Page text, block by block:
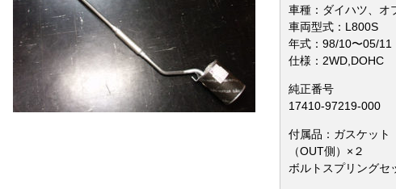
車種：ダイハツ、オ
車両型式：L800S
年式：98/10〜05/11
仕様：2WD,DOHC
純正番号
17410-97219-000
付属品：ガスケット
（OUT側）×２
ボルトスプリングセ